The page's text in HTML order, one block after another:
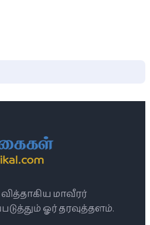
மாவீரர்
ஓர் தரவுத்தளம்.